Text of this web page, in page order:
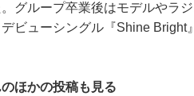
グループ卒業後はモデルやラ
ビューシングル『Shine Bright
ほかの投稿も見る